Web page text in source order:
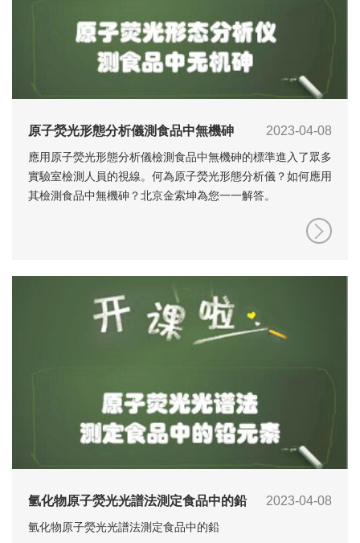
2023-04-08
原子熒光形態分析儀測食品中無機砷
應用原子熒光形態分析儀檢測食品中無機砷的標準進入了眾多
實驗室檢測人員的視線。何為原子熒光形態分析儀？如何應用
其檢測食品中無機砷？北京金索坤為您一一解答。
2023-04-08
氫化物原子熒光光譜法測定食品中的鉛
氫化物原子熒光光譜法測定食品中的鉛